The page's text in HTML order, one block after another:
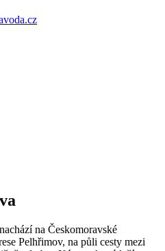
na Českomoravské
Pelhřimov, na půli cesty mezi